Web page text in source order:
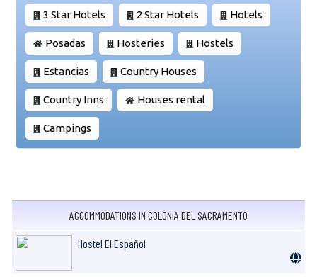
3 Star Hotels 2 Star Hotels Hotels
Posadas Hosteries Hostels
Estancias Country Houses
Country Inns Houses rental
Campings
ACCOMMODATIONS IN COLONIA DEL SACRAMENTO
Hostel El Español